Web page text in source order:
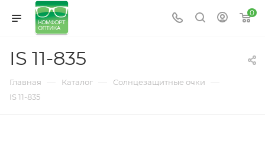
0
IS 11-835
Главная — Каталог — Солнцезащитные очки —
IS 11-835